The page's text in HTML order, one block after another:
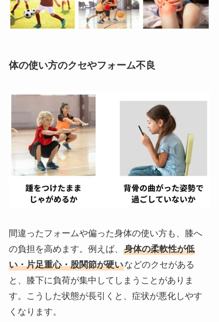
体の使い方のクセやフォーム不良
間違ったフォームや偏った身体の使い方も、膝へ
の負担を高めます。例えば、 身体の柔軟性が低
い・片足重心・股関節が硬いなどのクセがある
と、膝下に負荷が集中してしまうことがありま
す。こうした状態が長引くと、症状が悪化しやす
くなります。